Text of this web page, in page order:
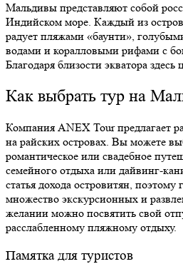
Мальдивы представляют собой
Индийском море. Каждый из
радует пляжами «баунти»,
водами и коралловыми рифами с
Благодаря близости экватора здесь
Как выбрать тур на
Компания ANEX Tour предлагает
на райских островах. Вы можете
романтическое или свадебное
семейного отдыха или дайвинг-
статья дохода островитян, поэтому
множество экскурсионных и
желании можно посвятить свой
расслабленному пляжному отдыху.
Памятка для туристов